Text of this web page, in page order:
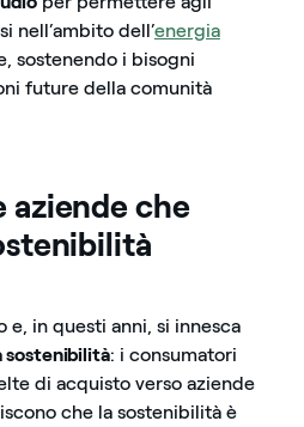
nell’ambito dell’energia
sostenendo i bisogni
future della comunità
aziende che
e, in questi anni, si innesca
sostenibilità: i consumatori
di acquisto verso aziende
che la sostenibilità è